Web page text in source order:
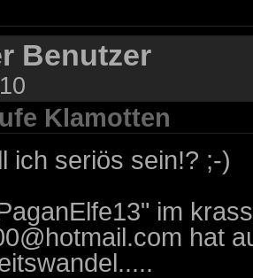
Benutzer
Klamotten
ich seriös sein!? ;-)
im
hat